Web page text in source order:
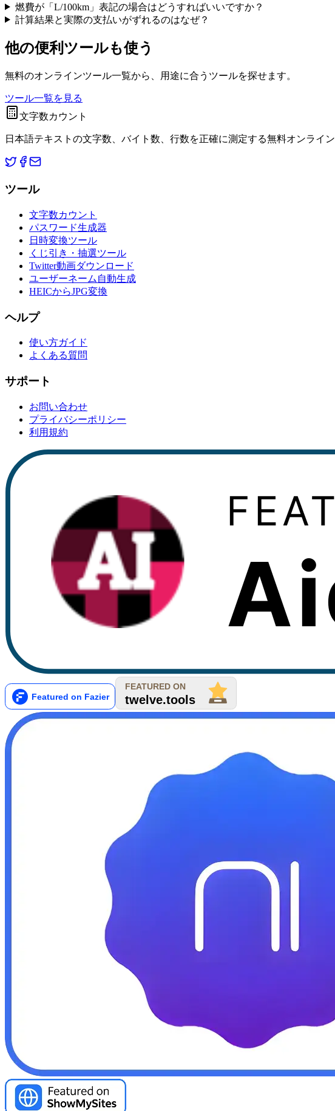
燃費が「L/100km」表記の場合はどうすればいいですか？
計算結果と実際の支払いがずれるのはなぜ？
他の便利ツールも使う
無料のオンラインツール一覧から、用途に合うツールを探せます。
ツール一覧を見る
文字数カウント
日本語テキストの文字数、バイト数、行数を正確に測定する無料オンライ
ツール
文字数カウント
パスワード生成器
日時変換ツール
くじ引き・抽選ツール
Twitter動画ダウンロード
ユーザーネーム自動生成
HEICからJPG変換
ヘルプ
使い方ガイド
よくある質問
サポート
お問い合わせ
プライバシーポリシー
利用規約